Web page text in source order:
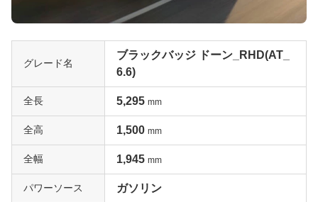
グレード名
ブラックバッジ ドーン_RHD(AT_
6.6)
全長 5,295 mm
全高 1,500 mm
全幅 1,945 mm
パワーソース ガソリン